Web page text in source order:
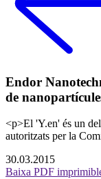
Endor
de
<p>El 'Y.en' és un
autoritzats per la
30.03.2015
Baixa PDF